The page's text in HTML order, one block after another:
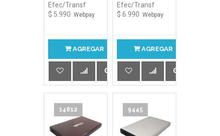
Efec/Transf
$ 5.990 Webpay
AGREGAR
Efec/Transf
$ 6.990 Webpay
AGREGAR
14812 9445